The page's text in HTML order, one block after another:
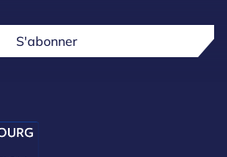
S'abonner